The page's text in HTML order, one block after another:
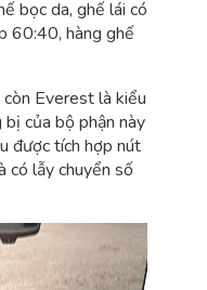
bọc da, ghế lái có
60:40, hàng ghế
Everest là kiểu
bị của bộ phận này
được tích hợp nút
có lẫy chuyển số